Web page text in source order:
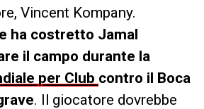
Vincent Kompany.
ha costretto Jamal
il campo durante la
per Club contro il Boca
. Il giocatore dovrebbe